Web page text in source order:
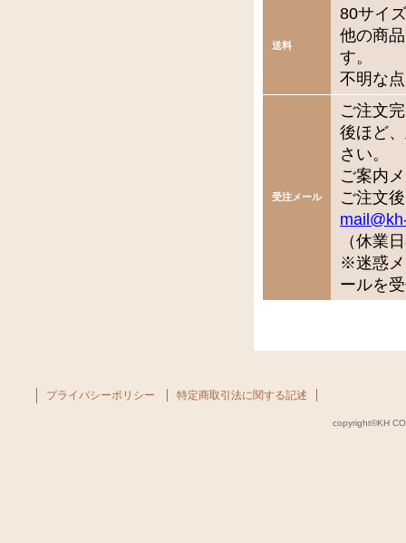
送料
80サイズ
他の商
す。
不明な
受注メール
ご注文
後ほど
さい。
ご案内
ご注文
（休業
※迷惑メ
ールを
copyright©KH
プライバシーポリシー 特定商取引法に関する記述